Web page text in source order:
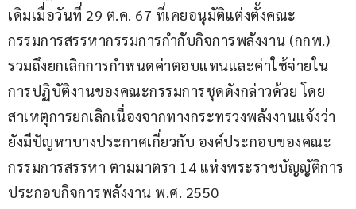
เดิมเมื่อวันที่ 29 ต.ค. 67 ที่เคยอนุมัติแต่งตั้งคณะ
กรรมการสรรหากรรมการกำกับกิจการพลังงาน (กกพ.)
รวมถึงยกเลิกการกำหนดค่าตอบแทนและค่าใช้จ่ายใน
การปฏิบัติงานของคณะกรรมการชุดดังกล่าวด้วย โดย
สาเหตุการยกเลิกเนื่องจากทางกระทรวงพลังงานแจ้งว่า
ยังมีปัญหาบางประกาศเกี่ยวกับ องค์ประกอบของคณะ
กรรมการสรรหา ตามมาตรา 14 แห่งพระราชบัญญัติการ
ประกอบกิจการพลังงาน พ.ศ. 2550